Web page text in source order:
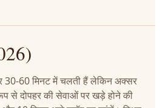
30-60 मिनट में चलती हैं लेकिन अक्सर
से दोपहर की सेवाओं पर खड़े होने की